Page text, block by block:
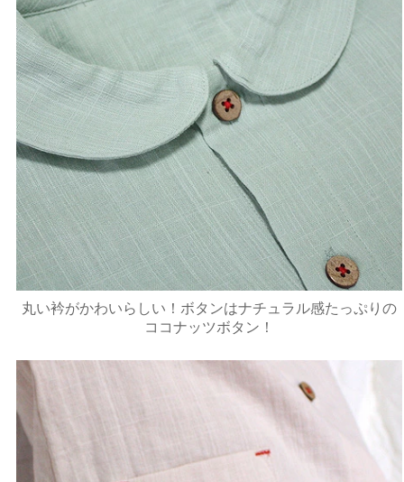
丸い衿がかわいらしい！ボタンはナチュラル感たっぷりの
ココナッツボタン！